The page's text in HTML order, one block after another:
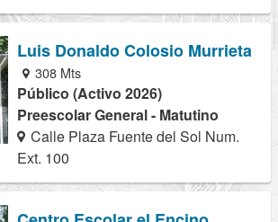
Luis Donaldo Colosio Murrieta
308 Mts
Público (Activo 2026)
Preescolar General - Matutino
Calle Plaza Fuente del Sol Num.
Ext. 100